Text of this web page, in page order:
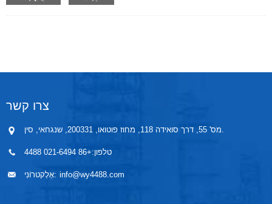
צרו קשר
טלפון:+86 021-6494 4488
אֶלֶקטרוֹנִי: info@wy4488.com